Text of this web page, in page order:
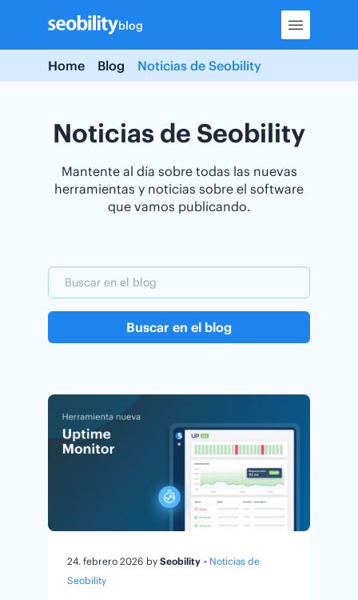
content
blog
Home Blog Noticias de Seobility
Noticias de Seobility
Mantente al día sobre todas las nuevas
herramientas y noticias sobre el software
que vamos publicando.
Buscar en el blog
24. febrero 2026 by Seobility • Noticias de
Seobility